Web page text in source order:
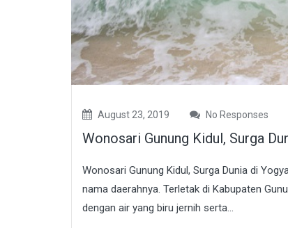
August 23, 2019 No Responses
Wonosari Gunung Kidul, Surga
Wonosari Gunung Kidul, Surga Dunia di
nama daerahnya. Terletak di Kabupaten
dengan air yang biru jernih serta...